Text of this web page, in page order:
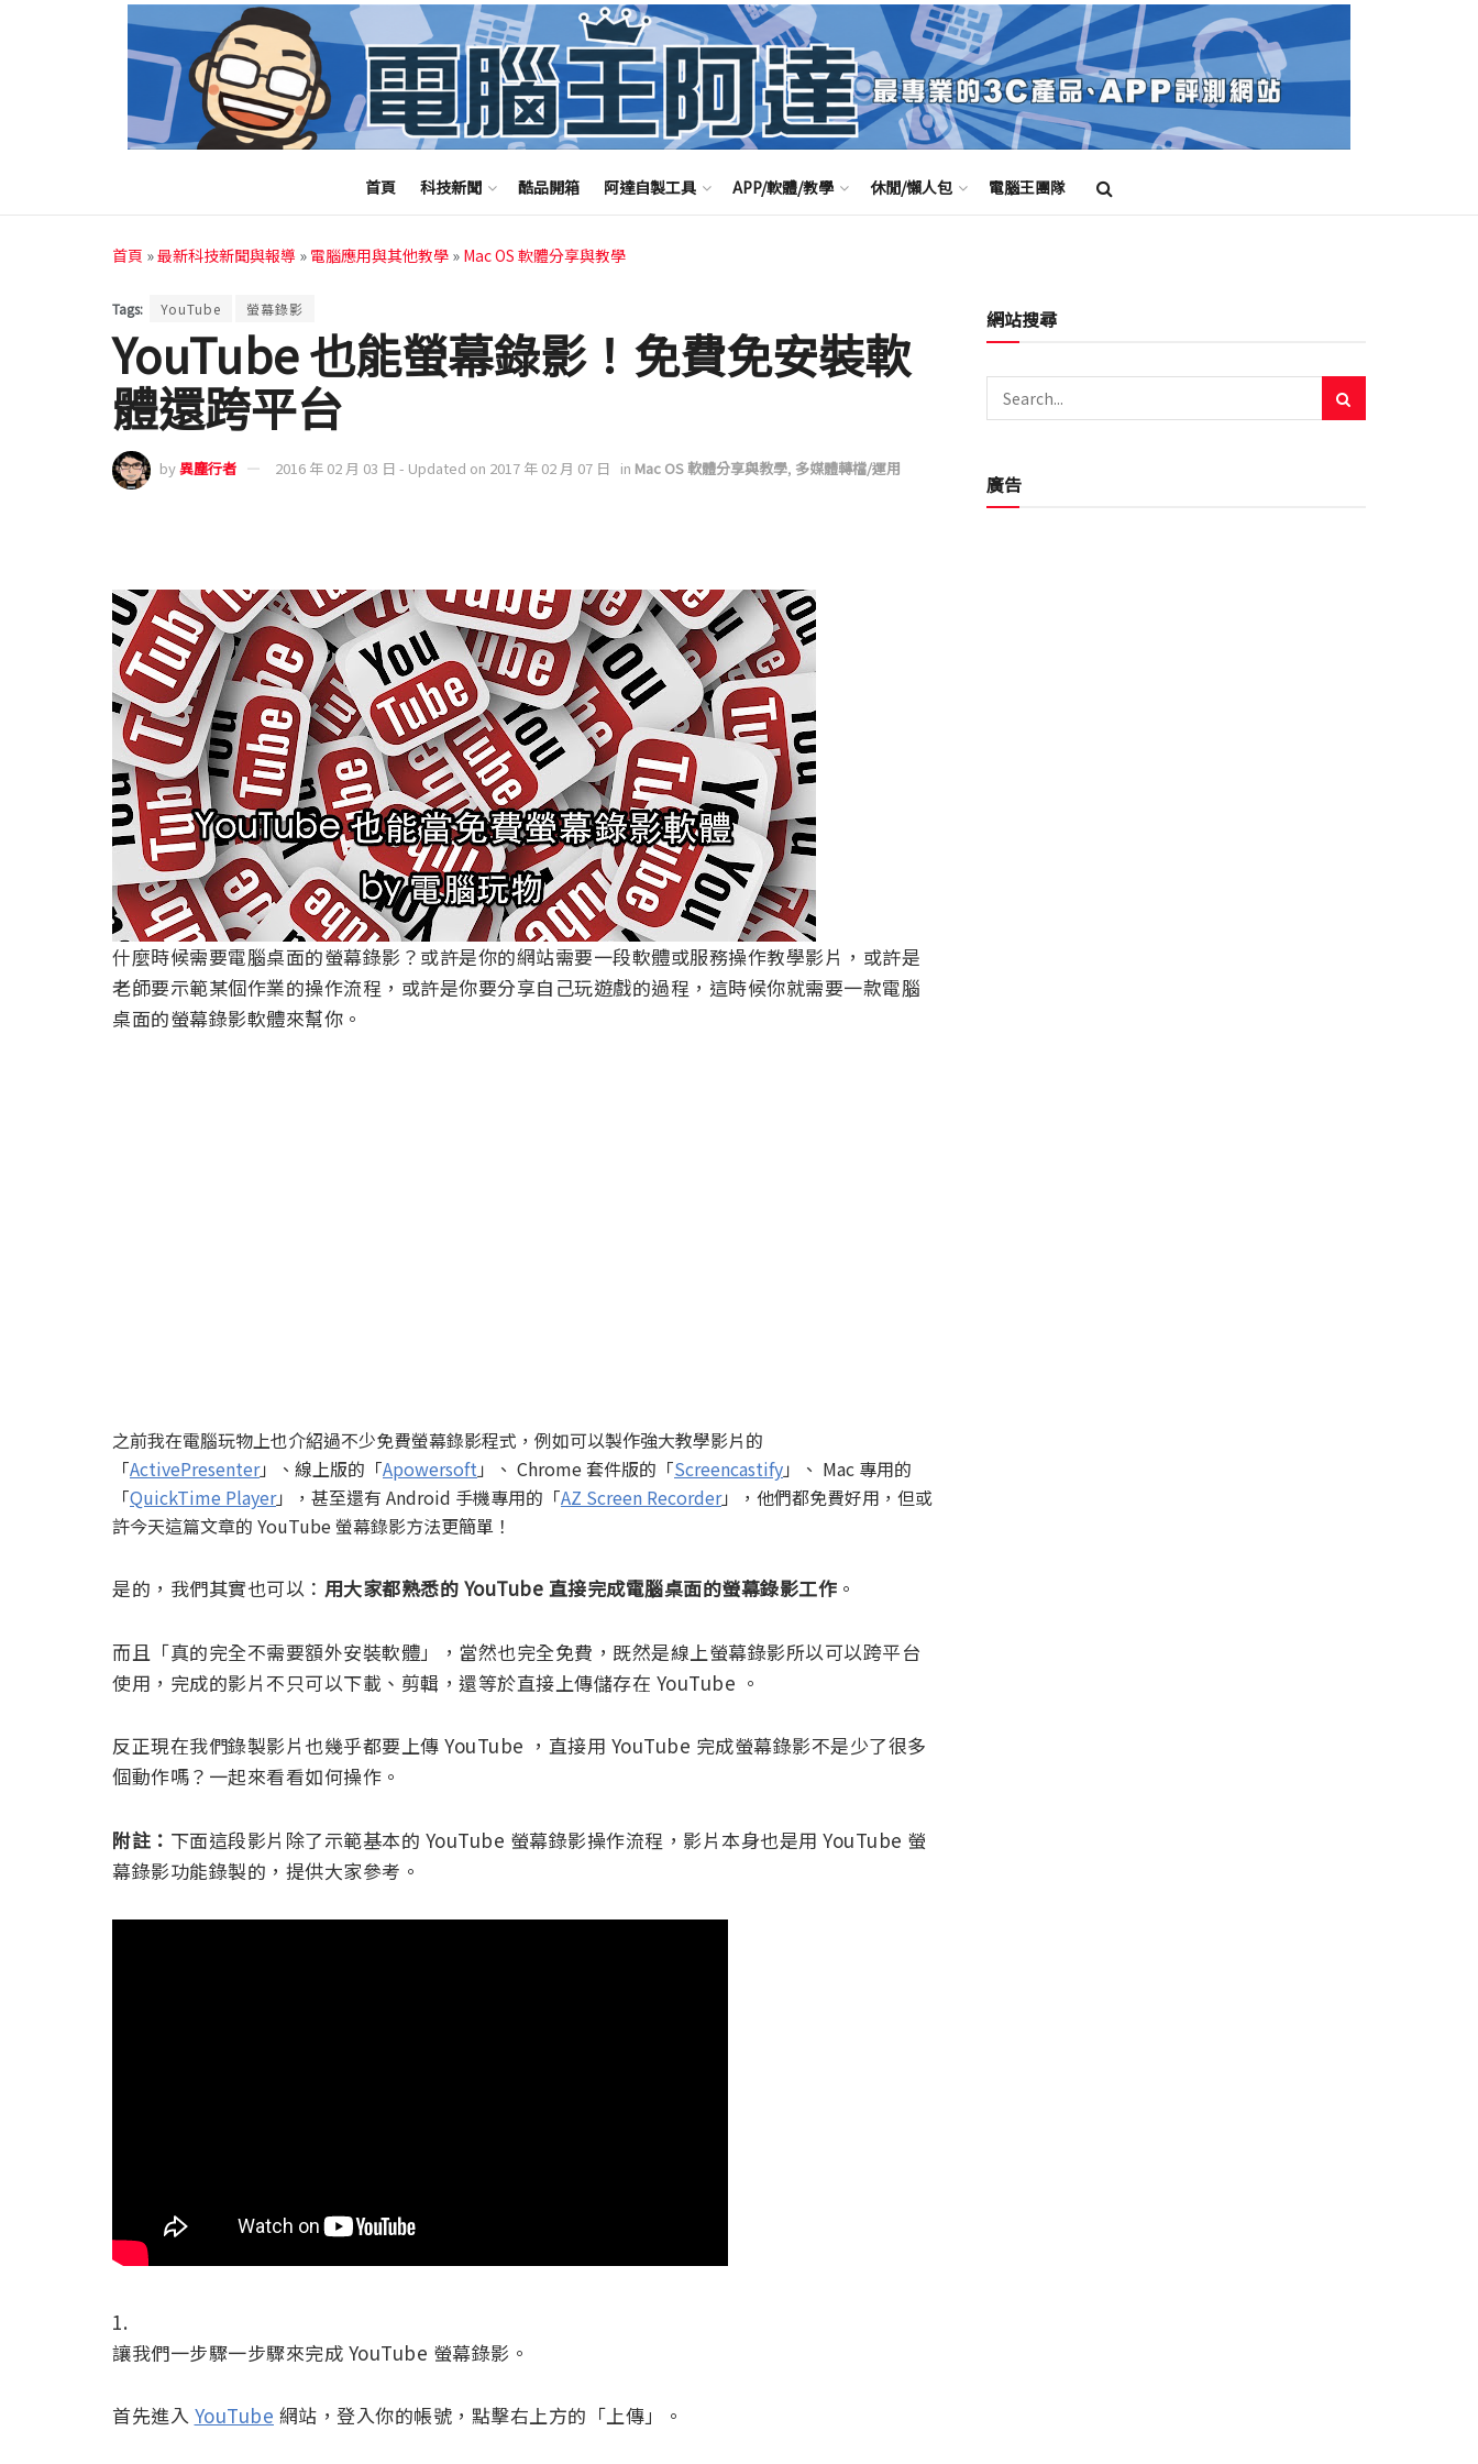
首頁 科技新聞 酷品開箱 阿達自製工具 APP/軟體/教學 休閒/懶人包 電腦王團隊
首頁 »最新科技新聞與報導 » 電腦應用與其他教學 » Mac OS 軟體分享與教學
Tags: YouTube 螢幕錄影
YouTube 也能螢幕錄影！免費免安裝軟
體還跨平台
by異塵行者 2016 年 02 月 03 日 - Updated on 2017 年 02 月 07 日 in Mac OS 軟體分享與教學, 多媒體轉檔/運用
什麼時候需要電腦桌面的螢幕錄影？或許是你的網站需要一段軟體或服務操作教學影片，或許是
老師要示範某個作業的操作流程，或許是你要分享自己玩遊戲的過程，這時候你就需要一款電腦
桌面的螢幕錄影軟體來幫你。
之前我在電腦玩物上也介紹過不少免費螢幕錄影程式，例如可以製作強大教學影片的
「ActivePresenter」、線上版的「Apowersoft」、 Chrome 套件版的「Screencastify」、 Mac 專用的
「QuickTime Player」，甚至還有 Android 手機專用的「AZ Screen Recorder」，他們都免費好用，但或
許今天這篇文章的 YouTube 螢幕錄影方法更簡單！
是的，我們其實也可以： 用大家都熟悉的 YouTube 直接完成電腦桌面的螢幕錄影工作 。
而且「真的完全不需要額外安裝軟體」，當然也完全免費，既然是線上螢幕錄影所以可以跨平台
使用，完成的影片不只可以下載、剪輯，還等於直接上傳儲存在 YouTube 。
反正現在我們錄製影片也幾乎都要上傳 YouTube ，直接用 YouTube 完成螢幕錄影不是少了很多
個動作嗎？一起來看看如何操作。
附註： 下面這段影片除了示範基本的 YouTube 螢幕錄影操作流程，影片本身也是用 YouTube 螢
幕錄影功能錄製的，提供大家參考。
1.
讓我們一步驟一步驟來完成 YouTube 螢幕錄影。
首先進入 YouTube 網站，登入你的帳號，點擊右上方的「上傳」。
網站搜尋
廣告